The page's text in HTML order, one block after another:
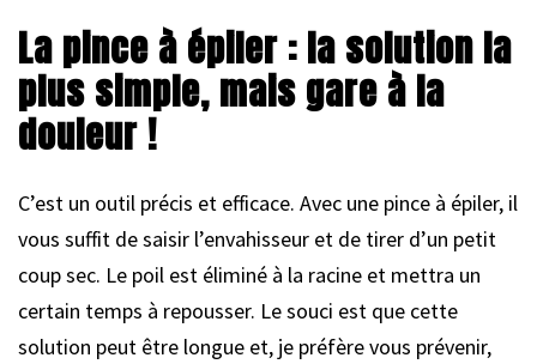
La pince à épiler : la solution la
plus simple, mais gare à la
douleur !
C’est un outil précis et efficace. Avec une pince à épiler, il
vous suffit de saisir l’envahisseur et de tirer d’un petit
coup sec. Le poil est éliminé à la racine et mettra un
certain temps à repousser. Le souci est que cette
solution peut être longue et, je préfère vous prévenir,